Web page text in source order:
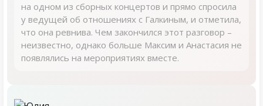
на одном из сборных концертов и прямо спросила
у ведущей об отношениях с Галкиным, и отметила,
что она ревнива. Чем закончился этот разговор –
неизвестно, однако больше Максим и Анастасия не
появлялись на мероприятиях вместе.